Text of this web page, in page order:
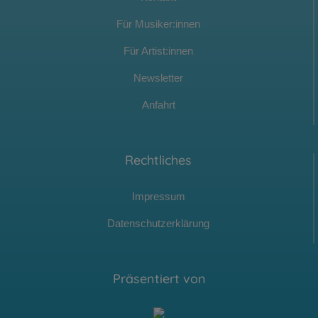
Für Musiker:innen
Für Artist:innen
Newsletter
Anfahrt
Rechtliches
Impressum
Datenschutzerklärung
Präsentiert von